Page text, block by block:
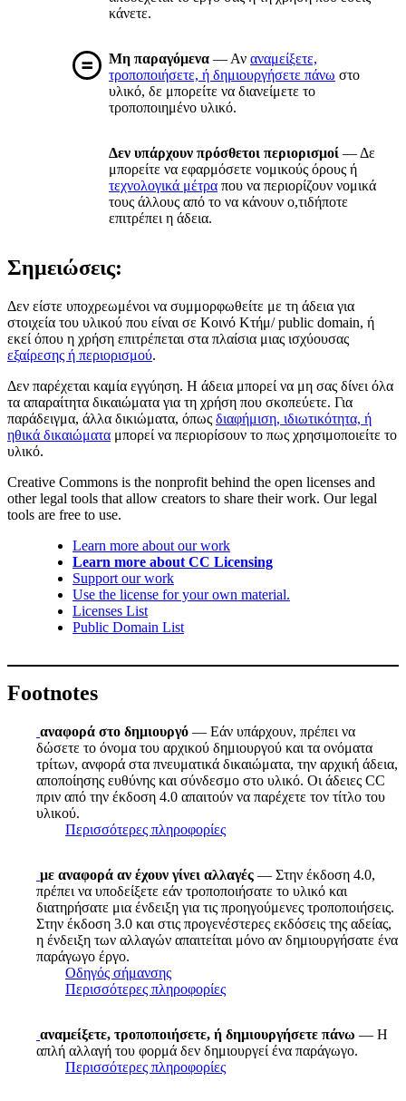
κάνετε.
Μη παραγόμενα — Αν αναμείξετε,
τροποποιήσετε, ή δημιουργήσετε πάνω στο
υλικό, δε μπορείτε να διανείμετε το
τροποποιημένο υλικό.
Δεν υπάρχουν πρόσθετοι περιορισμοί — Δε
μπορείτε να εφαρμόσετε νομικούς όρους ή
τεχνολογικά μέτρα που να περιορίζουν νομικά
τους άλλους από το να κάνουν ο,τιδήποτε
επιτρέπει η άδεια.
Σημειώσεις:
Δεν είστε υποχρεωμένοι να συμμορφωθείτε με τη άδεια για
στοιχεία του υλικού που είναι σε Κοινό Κτήμ/ public domain, ή
εκεί όπου η χρήση επιτρέπεται στα πλαίσια μιας ισχύουσας
εξαίρεσης ή περιορισμού.
Δεν παρέχεται καμία εγγύηση. Η άδεια μπορεί να μη σας δίνει όλα
τα απαραίτητα δικαιώματα για τη χρήση που σκοπεύετε. Για
παράδειγμα, άλλα δικιώματα, όπως διαφήμιση, ιδιωτικότητα, ή
ηθικά δικαιώματα μπορεί να περιορίσουν το πως χρησιμοποιείτε το
υλικό.
Creative Commons is the nonprofit behind the open licenses and
other legal tools that allow creators to share their work. Our legal
tools are free to use.
Learn more about our work
Learn more about CC Licensing
Support our work
Use the license for your own material.
Licenses List
Public Domain List
Footnotes
αναφορά στο δημιουργό — Εάν υπάρχουν, πρέπει να
δώσετε το όνομα του αρχικού δημιουργού και τα ονόματα
τρίτων, ανφορά στα πνευματικά δικαιώματα, την αρχική άδεια,
αποποίησης ευθύνης και σύνδεσμο στο υλικό. Οι άδειες CC
πριν από την έκδοση 4.0 απαιτούν να παρέχετε τον τίτλο του
υλικού.
Περισσότερες πληροφορίες
με αναφορά αν έχουν γίνει αλλαγές — Στην έκδοση 4.0,
πρέπει να υποδείξετε εάν τροποποιήσατε το υλικό και
διατηρήσατε μια ένδειξη για τις προηγούμενες τροποποιήσεις.
Στην έκδοση 3.0 και στις προγενέστερες εκδόσεις της αδείας,
η ένδειξη των αλλαγών απαιτείται μόνο αν δημιουργήσατε ένα
παράγωγο έργο.
Οδηγός σήμανσης
Περισσότερες πληροφορίες
αναμείξετε, τροποποιήσετε, ή δημιουργήσετε πάνω — Η
απλή αλλαγή του φορμά δεν δημιουργεί ένα παράγωγο.
Περισσότερες πληροφορίες